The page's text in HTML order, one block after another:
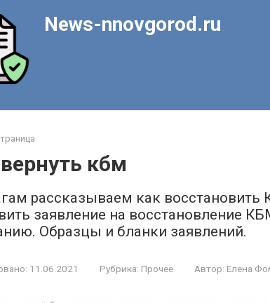
News-nnovgorod.ru
кбм
рассказываем как
заявление на восстановление
Образцы и бланки заявлений.
11.06.2021 Рубрика: Прочее Автор: Елена